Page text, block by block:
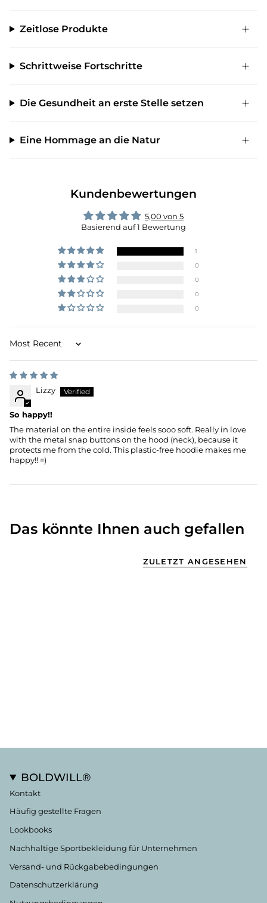
Zeitlose Produkte
Schrittweise Fortschritte
Die Gesundheit an erste Stelle setzen
Eine Hommage an die Natur
Kundenbewertungen
5,00 von 5
Basierend auf 1 Bewertung
1
0
0
0
0
Sort by
Lizzy
So happy!!
The material on the entire inside feels sooo soft. Really in love
with the metal snap buttons on the hood (neck), because it
protects me from the cold. This plastic-free hoodie makes me
happy!! =)
Das könnte Ihnen auch gefallen
ZULETZT ANGESEHEN
BOLDWILL®
Kontakt
Häufig gestellte Fragen
Lookbooks
Nachhaltige Sportbekleidung für Unternehmen
Versand- und Rückgabebedingungen
Datenschutzerklärung